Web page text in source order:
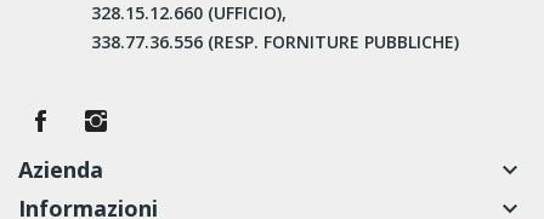
328.15.12.660 (UFFICIO),
338.77.36.556 (RESP. FORNITURE PUBBLICHE)
Azienda
keyboard_arrow_down
Informazioni
keyboard_arrow_down